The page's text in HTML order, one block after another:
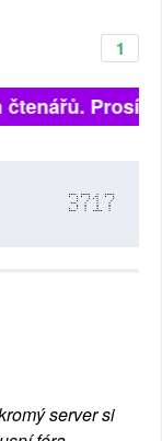
1
3717
server si